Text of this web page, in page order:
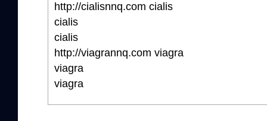
http://cialisnnq.com cialis
cialis
cialis
http://viagrannq.com viagra
viagra
viagra